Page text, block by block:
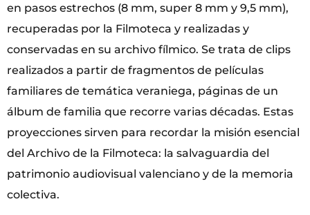
en pasos estrechos (8 mm, super 8 mm y 9,5 mm),
recuperadas por la Filmoteca y realizadas y
conservadas en su archivo fílmico. Se trata de clips
realizados a partir de fragmentos de películas
familiares de temática veraniega, páginas de un
álbum de familia que recorre varias décadas. Estas
proyecciones sirven para recordar la misión esencial
del Archivo de la Filmoteca: la salvaguardia del
patrimonio audiovisual valenciano y de la memoria
colectiva.